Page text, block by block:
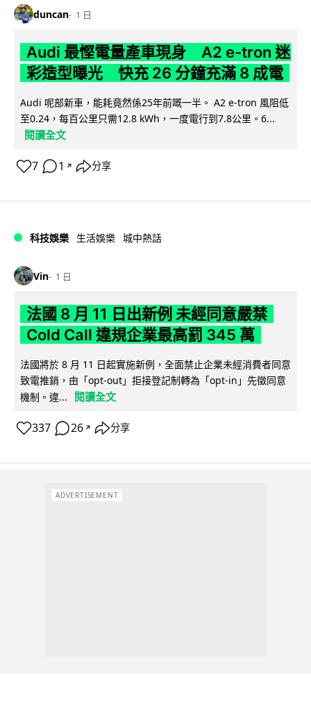
duncan 1 日
Audi 最慳電量產車現身 A2 e-tron 迷
彩造型曝光 快充 26 分鐘充滿 8 成電
Audi 呢部新車，能耗竟然係25年前嘅一半。 A2 e-tron 風阻低
至0.24，每百公里只需12.8 kWh，一度電行到7.8公里。6...
閱讀全文
7 1 ↗ 分享
科技娛樂 生活娛樂 城中熱話
Vin 1 日
法國 8 月 11 日出新例 未經同意嚴禁
Cold Call 違規企業最高罰 345 萬
法國將於 8 月 11 日起實施新例，全面禁止企業未經消費者同意
致電推銷，由「opt-out」拒接登記制轉為「opt-in」先徵同意
機制。違...
閱讀全文
337 26 ↗ 分享
ADVERTISEMENT